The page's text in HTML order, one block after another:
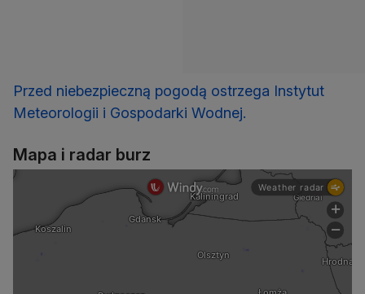
Przed niebezpieczną pogodą ostrzega Instytut
Meteorologii i Gospodarki Wodnej.
Mapa i radar burz